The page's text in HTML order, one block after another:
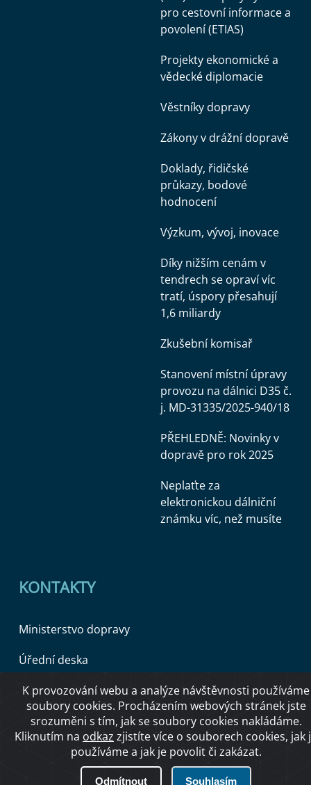
pro cestovní informace a
povolení (ETIAS)
Projekty ekonomické a
vědecké diplomacie
Věstníky dopravy
Zákony v drážní dopravě
Doklady, řidičské
průkazy, bodové
hodnocení
Výzkum, vývoj, inovace
Díky nižším cenám v
tendrech se opraví víc
tratí, úspory přesahují
1,6 miliardy
Zkušební komisař
Stanovení místní úpravy
provozu na dálnici D35 č.
j. MD-31335/2025-940/18
PŘEHLEDNĚ: Novinky v
dopravě pro rok 2025
Neplaťte za
elektronickou dálniční
známku víc, než musíte
KONTAKTY
Ministerstvo dopravy
Úřední deska
Copyright © 2026 Ministerstvo dopravy ČR
O přístupnosti
K provozování webu a analýze návštěvnosti používáme
soubory cookies. Procházením webových stránek jste
srozuměni s tím, jak se soubory cookies nakládáme.
Kliknutím na odkaz zjistíte více o souborech cookies, jak
používáme a jak je povolit či zakázat.
Odmítnout Souhlasím